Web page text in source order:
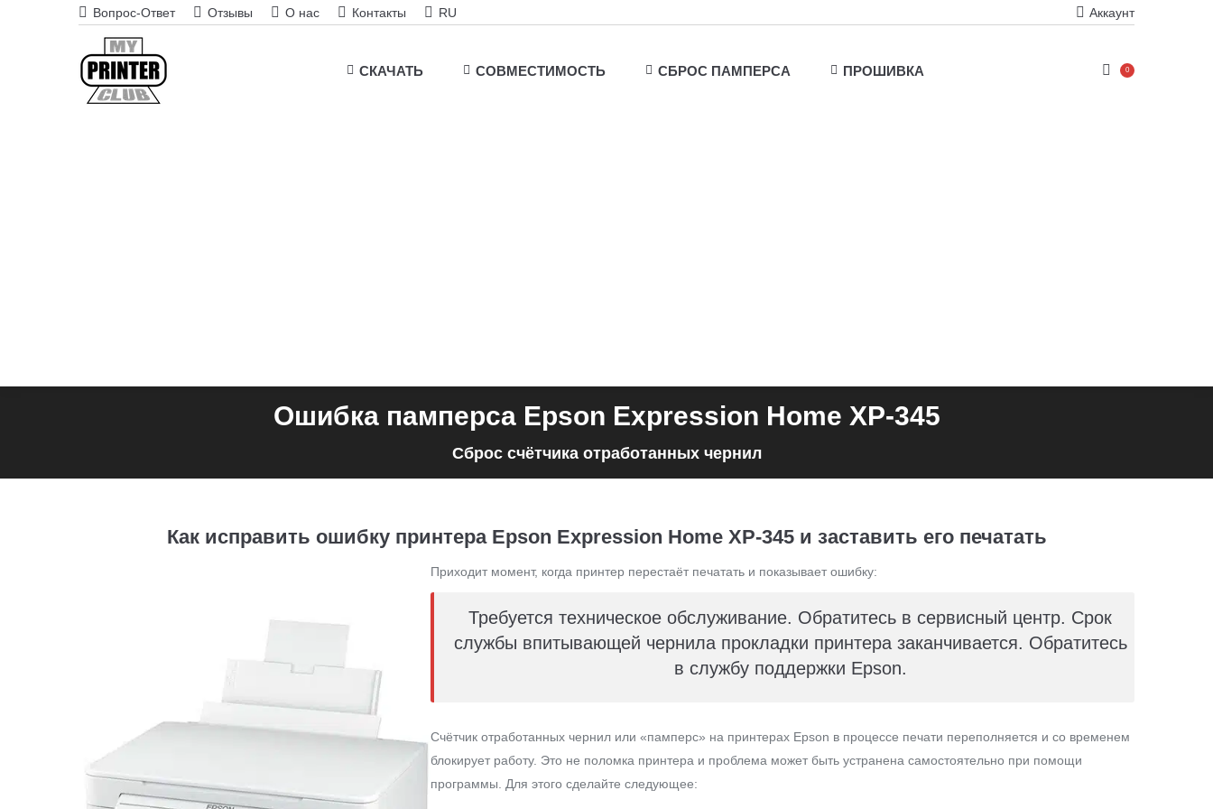
Вопрос-Ответ Отзывы О нас Контакты RU Аккаунт
СКАЧАТЬ СОВМЕСТИМОСТЬ СБРОС ПАМПЕРСА ПРОШИВКА 0
Ошибка памперса Epson Expression Home XP-345
Сброс счётчика отработанных чернил
Как исправить ошибку принтера Epson Expression Home XP-345 и заставить его печатать
Приходит момент, когда принтер перестаёт печатать и показывает ошибку:
Требуется техническое обслуживание. Обратитесь в сервисный центр. Срок
службы впитывающей чернила прокладки принтера заканчивается. Обратитесь
в службу поддержки Epson.
Счётчик отработанных чернил или «памперс» на принтерах Epson в процессе печати переполняется и со временем
блокирует работу. Это не поломка принтера и проблема может быть устранена самостоятельно при помощи
программы. Для этого сделайте следующее: